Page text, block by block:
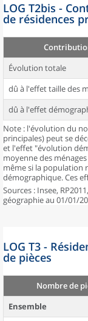
LOG T2bis -
de résidences
Évolution totale
dû à l'effet taille des
dû à l'effet
Note : l'évolution du
principales) peut se
et l'effet "évolution
moyenne des
même si la population
démographique. Ces
Sources : Insee,
géographie au 01/01/
LOG T3 -
de pièces
Nombre de
Ensemble